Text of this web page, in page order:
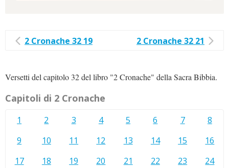
2 Cronache 32 19 2 Cronache 32 21
Versetti del capitolo 32 del libro "2 Cronache" della Sacra Bibbia.
Capitoli di 2 Cronache
1 2 3 4 5 6 7
8
9
10 11 12 13 14 15
16
17
18 19 20 21 22 23
24